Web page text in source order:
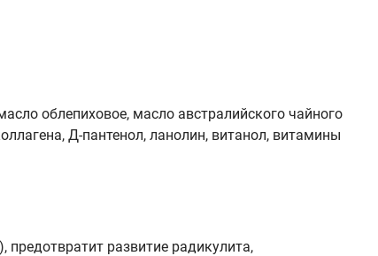
облепиховое, масло австралийского чайного
Д-пантенол, ланолин, витанол, витамины
развитие радикулита,